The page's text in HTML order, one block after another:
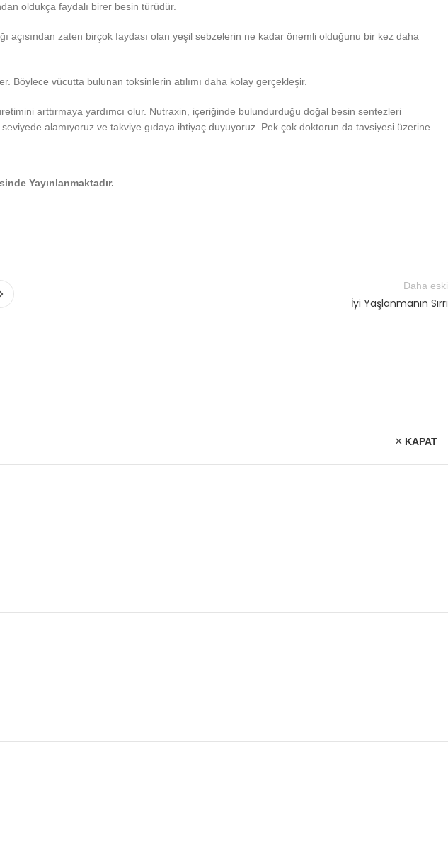
oldukça faydalı birer besin türüdür.
açısından zaten birçok faydası olan yeşil sebzelerin ne kadar önemli olduğunu bir kez daha
vücutta bulunan toksinlerin atılımı daha kolay gerçekleşir.
arttırmaya yardımcı olur. Nutraxin, içeriğinde bulundurduğu doğal besin sentezleri
alamıyoruz ve takviye gıdaya ihtiyaç duyuyoruz. Pek çok doktorun da tavsiyesi üzerine
Yayınlanmaktadır.
Daha eski
İyi Yaşlanmanın Sırrı
KAPAT